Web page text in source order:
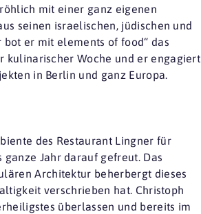
mit einer ganz eigenen
seinen israelischen, jüdischen und
er mit elements of food“ das
kulinarischer Woche und er engagiert
in Berlin und ganz Europa.
des Restaurant Lingner für
ganze Jahr darauf gefreut. Das
Architektur beherbergt dieses
verschrieben hat. Christoph
überlassen und bereits im